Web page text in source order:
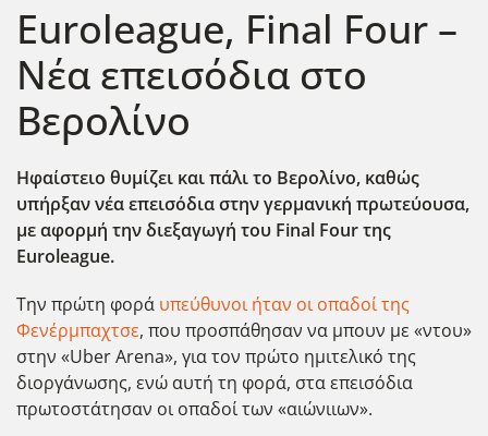
Euroleague, Final Four –
Νέα επεισόδια στο
Βερολίνο
Ηφαίστειο θυμίζει και πάλι το Βερολίνο, καθώς
υπήρξαν νέα επεισόδια στην γερμανική πρωτεύουσα,
με αφορμή την διεξαγωγή του Final Fourτης
Euroleague.
Την πρώτη φορά υπεύθυνοι ήταν οι οπαδοί της
Φενέρμπαχτσε, που προσπάθησαν να μπουν με «ντου»
στην «Uber Arena», για τον πρώτο ημιτελικό της
διοργάνωσης, ενώ αυτή τη φορά, στα επεισόδια
πρωτοστάτησαν οι οπαδοί των «αιώνιιων».